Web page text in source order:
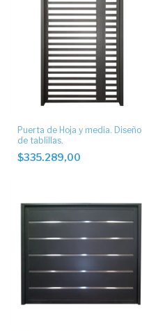
Puerta de Hoja y media. Diseño
de tablillas.
$335.289,00